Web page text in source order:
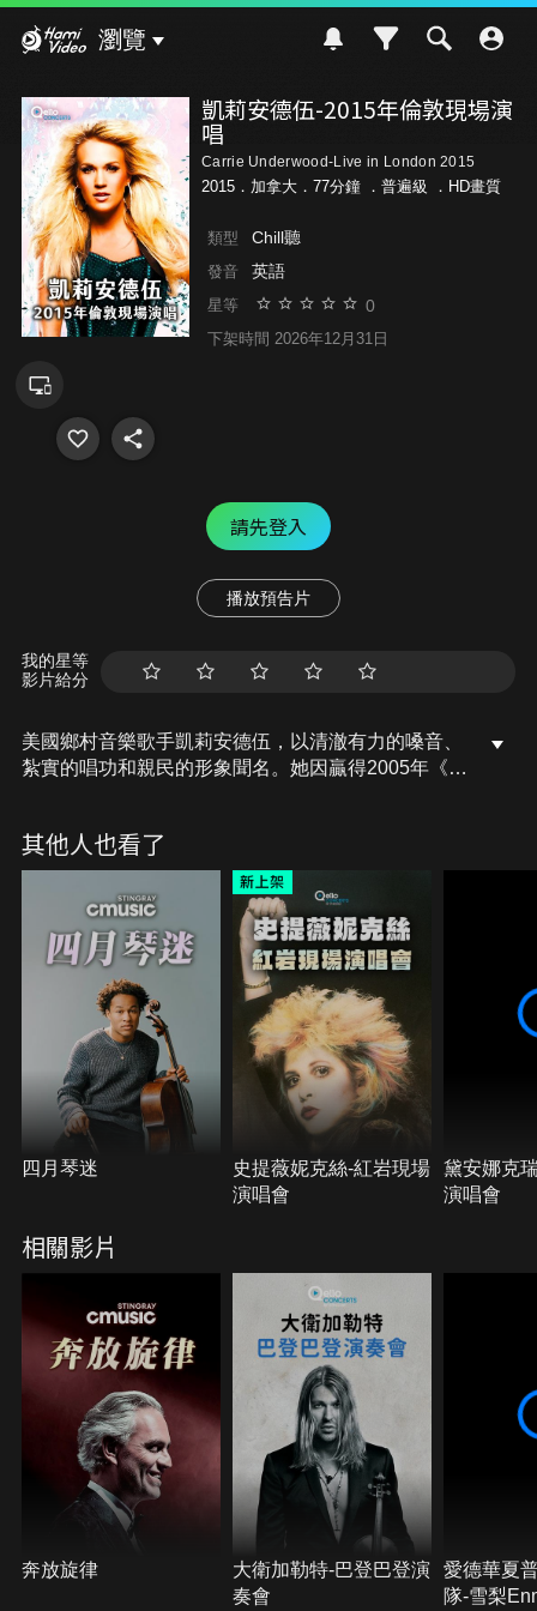
瀏覽
凱莉安德伍-2015年倫敦現場演
唱
Carrie Underwood-Live in London 2015
2015．加拿大．77分鐘 ． 普遍級 ．HD畫質
類型 Chill聽
發音 英語
星等 0
下架時間 2026年12月31日
請先登入
播放預告片
我的星等
影片給分
美國鄉村音樂歌手凱莉安德伍，以清澈有力的嗓音、
紮實的唱功和親民的形象聞名。她因贏得2005年《美
其他人也看了
四月琴迷
史提薇妮克絲-紅岩現場
演唱會
黛安娜克
演唱會
相關影片
奔放旋律
大衛加勒特-巴登巴登演
奏會
愛德華夏
隊-雪梨